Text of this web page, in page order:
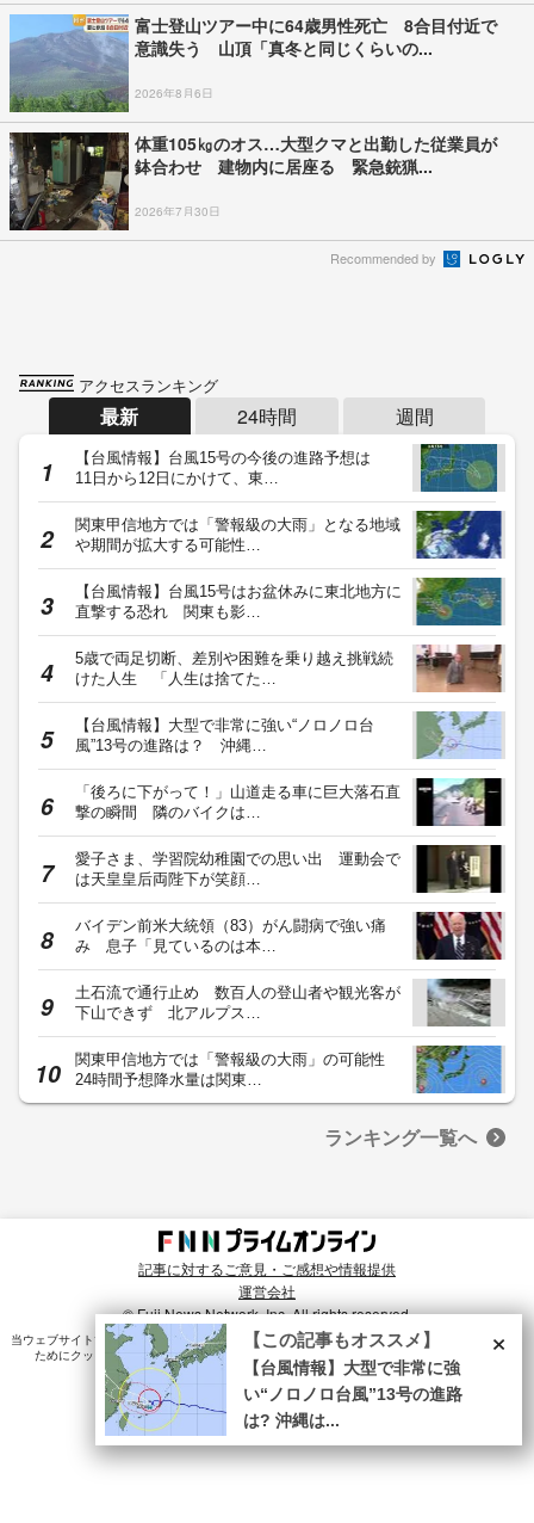
富士登山ツアー中に64歳男性死亡 8合目付近で
意識失う 山頂「真冬と同じくらいの...
2026年8月6日
体重105㎏のオス…大型クマと出勤した従業員が
鉢合わせ 建物内に居座る 緊急銃猟...
2026年7月30日
Recommended by
アクセスランキング
最新 24時間 週間
【台風情報】台風15号の今後の進路予想は
11日から12日にかけて、東…
関東甲信地方では「警報級の大雨」となる地域
や期間が拡大する可能性…
【台風情報】台風15号はお盆休みに東北地方に
直撃する恐れ 関東も影…
5歳で両足切断、差別や困難を乗り越え挑戦続
けた人生 「人生は捨てた…
【台風情報】大型で非常に強い“ノロノロ台
風”13号の進路は？ 沖縄…
「後ろに下がって！」山道走る車に巨大落石直
撃の瞬間 隣のバイクは…
愛子さま、学習院幼稚園での思い出 運動会で
は天皇皇后両陛下が笑顔…
バイデン前米大統領（83）がん闘病で強い痛
み 息子「見ているのは本…
土石流で通行止め 数百人の登山者や観光客が
下山できず 北アルプス…
関東甲信地方では「警報級の大雨」の可能性
24時間予想降水量は関東…
ランキング一覧へ
記事に対するご意見・ご感想や情報提供
運営会社
© Fuji News Network, Inc. All rights reserved.
当ウェブサイトでは、ユーザのニーズ・興味・関⼼に合致したコンテンツや広告配信を提供する
ためにクッキーを使⽤しています。詳細は、
プライバシーポリシー をご確認ください。×
【この記事もオススメ】
【台風情報】大型で非常に強
い“ノロノロ台風”13号の進路
は? 沖縄は...